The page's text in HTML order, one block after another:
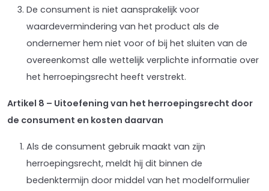
De consument is niet aansprakelijk voor
waardevermindering van het product als de
ondernemer hem niet voor of bij het sluiten van de
overeenkomst alle wettelijk verplichte informatie over
het herroepingsrecht heeft verstrekt.
Artikel 8 – Uitoefening van het herroepingsrecht door
de consument en kosten daarvan
Als de consument gebruik maakt van zijn
herroepingsrecht, meldt hij dit binnen de
bedenktermijn door middel van het modelformulier